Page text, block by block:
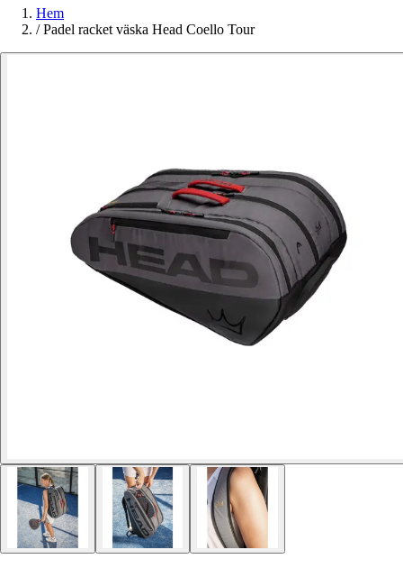
Hem
/ Padel racket väska Head Coello Tour